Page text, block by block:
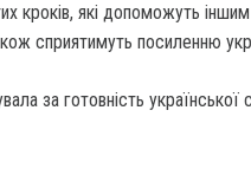
кроків, які допоможуть
сприятимуть посиленню
за готовність